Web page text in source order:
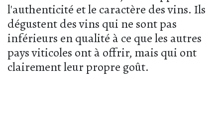
l'authenticité et le caractère des vins. Ils
dégustent des vins qui ne sont pas
inférieurs en qualité à ce que les autres
pays viticoles ont à offrir, mais qui ont
clairement leur propre goût.